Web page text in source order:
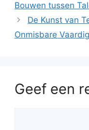
Bouwen tussen
De Kunst van
Onmisbare
Geef een